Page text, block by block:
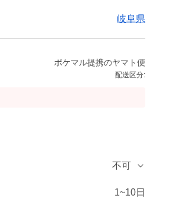
岐阜県
ポケマル提携のヤマト便
配送区分:
不可
1~10日